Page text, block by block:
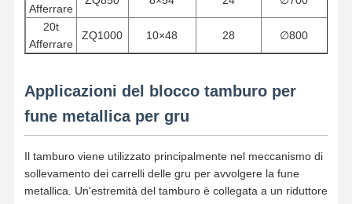
Gru a benna
Gru
Ingranaggi motore e freno
Pace
Attrezzatura di trasporto
Afferrare
20t
Afferrare
ZQ1000 10×48 28 ∅800
Applicazioni del blocco tamburo per
fune metallica per gru
Il tamburo viene utilizzato principalmente nel meccanismo di
sollevamento dei carrelli delle gru per avvolgere la fune
metallica. Un'estremità del tamburo è collegata a un riduttore